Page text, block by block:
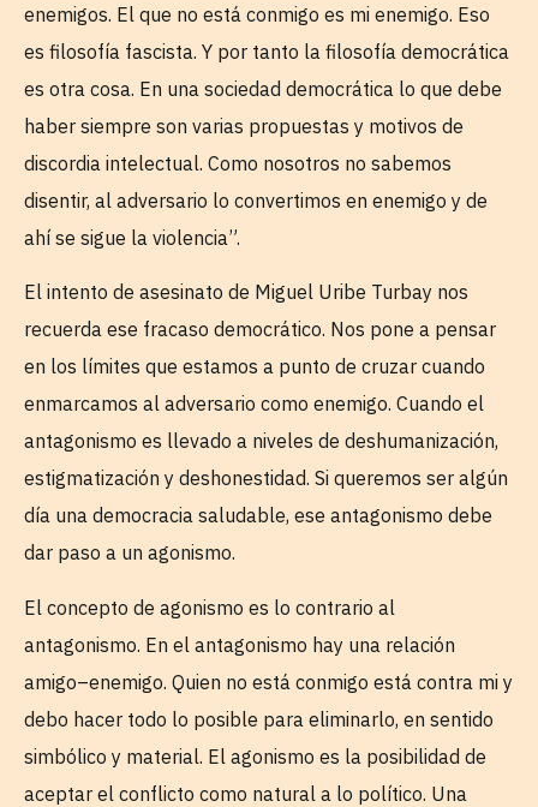
enemigos. El que no está conmigo es mi enemigo. Eso
es filosofía fascista. Y por tanto la filosofía democrática
es otra cosa. En una sociedad democrática lo que debe
haber siempre son varias propuestas y motivos de
discordia intelectual. Como nosotros no sabemos
disentir, al adversario lo convertimos en enemigo y de
ahí se sigue la violencia”.
El intento de asesinato de Miguel Uribe Turbay nos
recuerda ese fracaso democrático. Nos pone a pensar
en los límites que estamos a punto de cruzar cuando
enmarcamos al adversario como enemigo. Cuando el
antagonismo es llevado a niveles de deshumanización,
estigmatización y deshonestidad. Si queremos ser algún
día una democracia saludable, ese antagonismo debe
dar paso a un agonismo.
El concepto de agonismo es lo contrario al
antagonismo. En el antagonismo hay una relación
amigo–enemigo. Quien no está conmigo está contra mi y
debo hacer todo lo posible para eliminarlo, en sentido
simbólico y material. El agonismo es la posibilidad de
aceptar el conflicto como natural a lo político. Una